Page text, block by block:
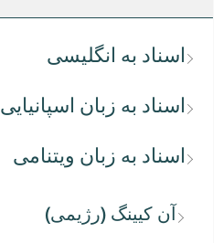
اسناد به انگلیسی
اسناد به زبان اسپانیایی
اسناد به زبان ویتنامی
آن کیینگ (رژیمی)